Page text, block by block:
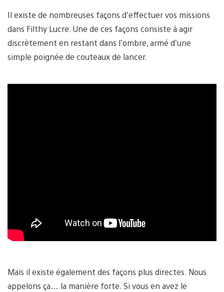
Il existe de nombreuses façons d’effectuer vos missions
dans Filthy Lucre. Une de ces façons consiste à agir
discrètement en restant dans l’ombre, armé d’une
simple poignée de couteaux de lancer.
Mais il existe également des façons plus directes. Nous
appelons ça… la manière forte. Si vous en avez le